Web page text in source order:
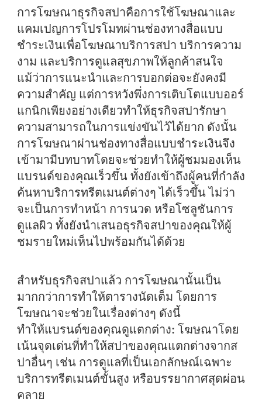
การโฆษณาธุรกิจสปาคือการใช้โฆษณาและ
แคมเปญการโปรโมทผ่านช่องทางสื่อแบบ
ชำระเงินเพื่อโฆษณาบริการสปา บริการความ
งาม และบริการดูแลสุขภาพให้ลูกค้าสนใจ
แม้ว่าการแนะนำและการบอกต่อจะยังคงมี
ความสำคัญ แต่การหวังพึ่งการเติบโตแบบออร์
แกนิกเพียงอย่างเดียวทำให้ธุรกิจสปารักษา
ความสามารถในการแข่งขันไว้ได้ยาก ดังนั้น
การโฆษณาผ่านช่องทางสื่อแบบชำระเงินจึง
เข้ามามีบทบาทโดยจะช่วยทำให้ผู้ชมมองเห็น
แบรนด์ของคุณเร็วขึ้น ทั้งยังเข้าถึงผู้คนที่กำลัง
ค้นหาบริการทรีตเมนต์ต่างๆ ได้เร็วขึ้น ไม่ว่า
จะเป็นการทำหน้า การนวด หรือโซลูชันการ
ดูแลผิว ทั้งยังนำเสนอธุรกิจสปาของคุณให้ผู้
ชมรายใหม่เห็นไปพร้อมกันได้ด้วย
สำหรับธุรกิจสปาแล้ว การโฆษณานั้นเป็น
มากกว่าการทำให้ตารางนัดเต็ม โดยการ
โฆษณาจะช่วยในเรื่องต่างๆ ดังนี้
ทำให้แบรนด์ของคุณดูแตกต่าง: โฆษณาโดย
เน้นจุดเด่นที่ทำให้สปาของคุณแตกต่างจากส
ปาอื่นๆ เช่น การดูแลที่เป็นเอกลักษณ์เฉพาะ
บริการทรีตเมนต์ขั้นสูง หรือบรรยากาศสุดผ่อน
คลาย